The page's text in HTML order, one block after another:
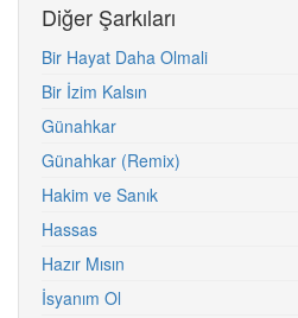
Diğer Şarkıları
Bir Hayat Daha Olmali
Bir İzim Kalsın
Günahkar
Günahkar (Remix)
Hakim ve Sanık
Hassas
Hazır Mısın
İsyanım Ol